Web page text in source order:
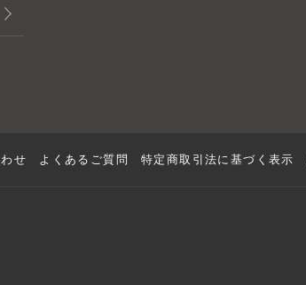
せ よくあるご質問 特定商取引法に基づく表示